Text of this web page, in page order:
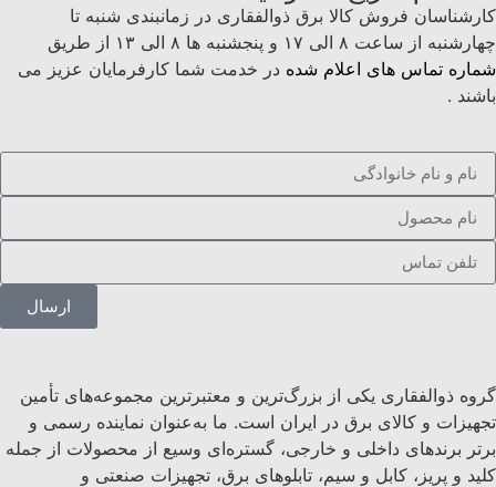
کارشناسان فروش کالا برق ذوالفقاری در زمانبندی شنبه تا
چهارشنبه از ساعت ۸ الی ۱۷ و پنجشنبه ها ۸ الی ۱۳ از طریق
شماره تماس های اعلام شده در خدمت شما کارفرمایان عزیز می
باشند .
ارسال
گروه ذوالفقاری یکی از بزرگ‌ترین و معتبرترین مجموعه‌های تأمین
تجهیزات و کالای برق در ایران است. ما به‌عنوان نماینده رسمی و
برتر برندهای داخلی و خارجی، گستره‌ای وسیع از محصولات از جمله
کلید و پریز، کابل و سیم، تابلوهای برق، تجهیزات صنعتی و